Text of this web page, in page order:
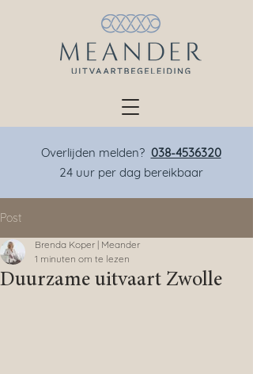
Overlijden melden? 038-4536320
24 uur per dag bereikbaar
Post
Duurzame uitvaart Zwolle
Brenda Koper | Meander
1 minuten om te lezen